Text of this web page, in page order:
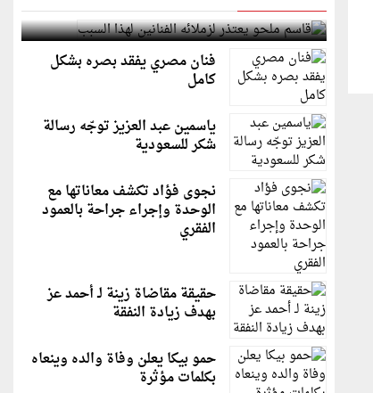
قاسم ملحو يعتذر لزملائه الفنانين لهذا السبب
فنان مصري يفقد بصره بشكل
كامل
ياسمين عبد العزيز توجّه رسالة
شكر للسعودية
نجوى فؤاد تكشف معاناتها مع
الوحدة وإجراء جراحة بالعمود
الفقري
حقيقة مقاضاة زينة لـ أحمد عز
بهدف زيادة النفقة
حمو بيكا يعلن وفاة والده وينعاه
بكلمات مؤثرة